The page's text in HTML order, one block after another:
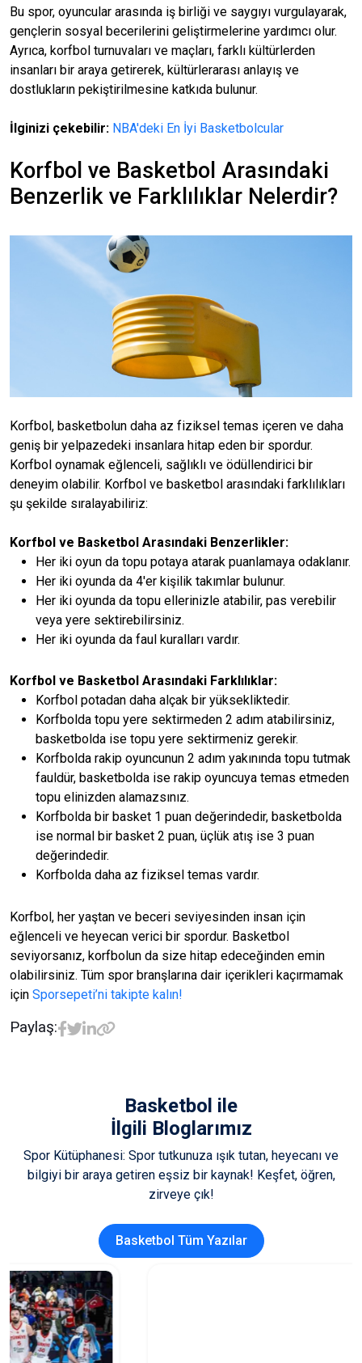
Bu spor, oyuncular arasında iş birliği ve saygıyı vurgulayarak,
gençlerin sosyal becerilerini geliştirmelerine yardımcı olur.
Ayrıca, korfbol turnuvaları ve maçları, farklı kültürlerden
insanları bir araya getirerek, kültürlerarası anlayış ve
dostlukların pekiştirilmesine katkıda bulunur.
İlginizi çekebilir: NBA'deki En İyi Basketbolcular
Korfbol ve Basketbol Arasındaki
Benzerlik ve Farklılıklar Nelerdir?
Korfbol, basketbolun daha az fiziksel temas içeren ve daha
geniş bir yelpazedeki insanlara hitap eden bir spordur.
Korfbol oynamak eğlenceli, sağlıklı ve ödüllendirici bir
deneyim olabilir. Korfbol ve basketbol arasındaki farklılıkları
şu şekilde sıralayabiliriz:
Korfbol ve Basketbol Arasındaki Benzerlikler:
Her iki oyun da topu potaya atarak puanlamaya odaklanır.
Her iki oyunda da 4'er kişilik takımlar bulunur.
Her iki oyunda da topu ellerinizle atabilir, pas verebilir
veya yere sektirebilirsiniz.
Her iki oyunda da faul kuralları vardır.
Korfbol ve Basketbol Arasındaki Farklılıklar:
Korfbol potadan daha alçak bir yüksekliktedir.
Korfbolda topu yere sektirmeden 2 adım atabilirsiniz,
basketbolda ise topu yere sektirmeniz gerekir.
Korfbolda rakip oyuncunun 2 adım yakınında topu tutmak
fauldür, basketbolda ise rakip oyuncuya temas etmeden
topu elinizden alamazsınız.
Korfbolda bir basket 1 puan değerindedir, basketbolda
ise normal bir basket 2 puan, üçlük atış ise 3 puan
değerindedir.
Korfbolda daha az fiziksel temas vardır.
Korfbol, her yaştan ve beceri seviyesinden insan için
eğlenceli ve heyecan verici bir spordur. Basketbol
seviyorsanız, korfbolun da size hitap edeceğinden emin
olabilirsiniz. Tüm spor branşlarına dair içerikleri kaçırmamak
için Sporsepeti’ni takipte kalın!
Paylaş:
Basketbol ile
İlgili Bloglarımız
Spor Kütüphanesi: Spor tutkunuza ışık tutan, heyecanı ve
bilgiyi bir araya getiren eşsiz bir kaynak! Keşfet, öğren,
zirveye çık!
Basketbol Tüm Yazılar